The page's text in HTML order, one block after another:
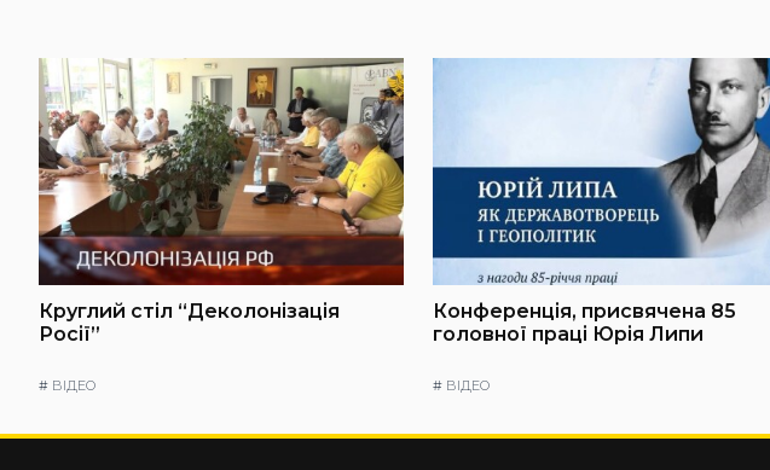
Круглий стіл “Деколонізація
Росії”
# ВІДЕО
Конференція, присвячена 85
головної праці Юрія Липи
# ВІДЕО